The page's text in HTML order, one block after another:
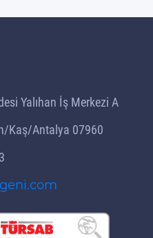
Yalıhan İş Merkezi A
Kaş/Antalya 07960